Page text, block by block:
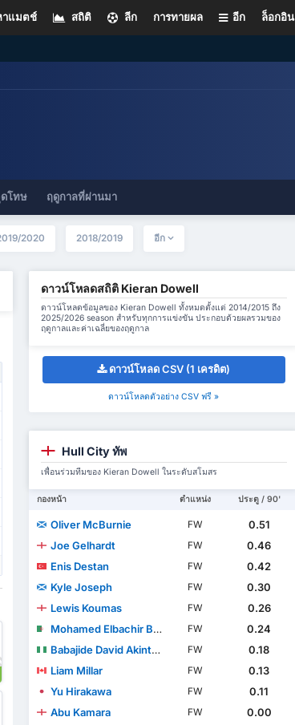
ล็อกอิน
อีก
การทายผล
ลีก
สถิติ
แมตช์
โทษ ฤดูกาลที่ผ่านมา
2020 2018/2019 อีก
ดาวน์โหลดสถิติ Kieran Dowell
ดาวน์โหลดข้อมูลของ Kieran Dowell ทั้งหมดตั้งแต่ 2014/2015 ถึง
2025/2026 season สำหรับทุกการแข่งขัน ประกอบด้วยผลรวมของ
ฤดูกาลและค่าเฉลี่ยของฤดูกาล
ดาวน์โหลด CSV (1 เครดิต)
ดาวน์โหลดตัวอย่าง CSV ฟรี »
Hull City ทัพ
เพื่อนร่วมทีมของ Kieran Dowell ในระดับสโมสร
กองหน้า ตำแหน่ง ประตู / 90'
Oliver McBurnie FW
0.51
Joe Gelhardt
FW
0.46
Enis Destan
FW
0.42
Kyle Joseph
FW
0.30
Lewis Koumas
FW
0.26
Mohamed Elbachir Belloumi
FW
0.24
Babajide David Akintola
FW
0.18
Liam Millar
FW
0.13
Yu Hirakawa
FW
0.11
Abu Kamara
FW 0.00